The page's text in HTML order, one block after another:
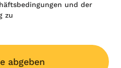
und der
zu
abgeben